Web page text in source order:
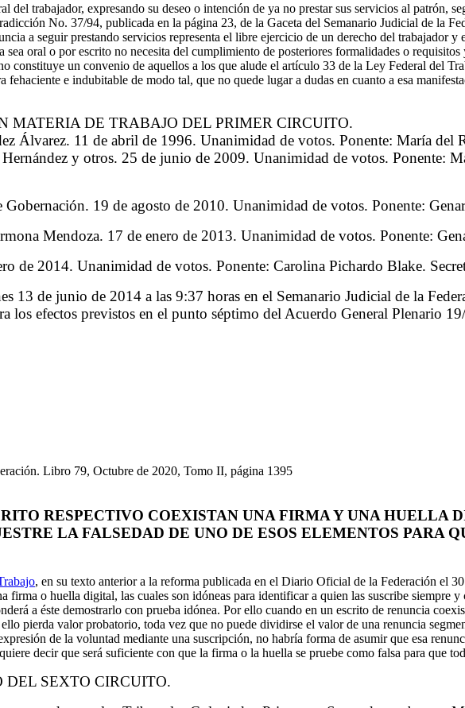
del trabajador, expresando su deseo o intención de ya no prestar sus servicios al patrón,
No. 37/94, publicada en la página 23, de la Gaceta del Semanario Judicial de la
seguir prestando servicios representa el libre ejercicio de un derecho del trabajador y
oral o por escrito no necesita del cumplimiento de posteriores formalidades o
constituye un convenio de aquellos a los que alude el artículo 33 de la Ley Federal del
fehaciente e indubitable de modo tal, que no quede lugar a dudas en cuanto a esa
MATERIA DE TRABAJO DEL PRIMER CIRCUITO.
Álvarez. 11 de abril de 1996. Unanimidad de votos. Ponente: María del
y otros. 25 de junio de 2009. Unanimidad de votos. Ponente:
19 de agosto de 2010. Unanimidad de votos. Ponente:
Mendoza. 17 de enero de 2013. Unanimidad de votos. Ponente:
de 2014. Unanimidad de votos. Ponente: Carolina Pichardo Blake.
13 de junio de 2014 a las 9:37 horas en el Semanario Judicial de la
los efectos previstos en el punto séptimo del Acuerdo General Plenario
Libro 79, Octubre de 2020, Tomo II, página 1395
RESPECTIVO COEXISTAN UNA FIRMA Y UNA HUELLA
LA FALSEDAD DE UNO DE ESOS ELEMENTOS PARA
, en su texto anterior a la reforma publicada en el Diario Oficial de la Federación el
firma o huella digital, las cuales son idóneas para identificar a quien las suscribe siempre
a éste demostrarlo con prueba idónea. Por ello cuando en un escrito de renuncia
pierda valor probatorio, toda vez que no puede dividirse el valor de una renuncia
de la voluntad mediante una suscripción, no habría forma de asumir que esa
decir que será suficiente con que la firma o la huella se pruebe como falsa para que
SEXTO CIRCUITO.